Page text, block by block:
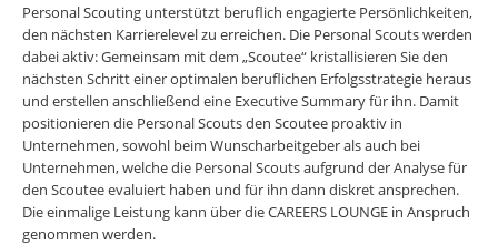
Personal Scouting unterstützt beruflich engagierte Persönlichkeiten,
den nächsten Karrierelevel zu erreichen. Die Personal Scouts werden
dabei aktiv: Gemeinsam mit dem „Scoutee“ kristallisieren Sie den
nächsten Schritt einer optimalen beruflichen Erfolgsstrategie heraus
und erstellen anschließend eine Executive Summary für ihn. Damit
positionieren die Personal Scouts den Scoutee proaktiv in
Unternehmen, sowohl beim Wunscharbeitgeber als auch bei
Unternehmen, welche die Personal Scouts aufgrund der Analyse für
den Scoutee evaluiert haben und für ihn dann diskret ansprechen.
Die einmalige Leistung kann über die CAREERS LOUNGE in Anspruch
genommen werden.